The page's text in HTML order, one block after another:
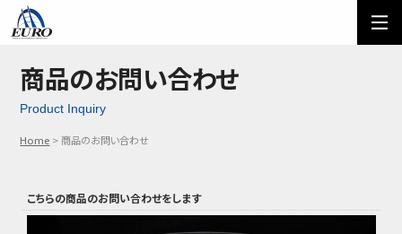
ご利用方法 オーダーフォーム
メール問い合わせ
商品のお問い合わせ
Product Inquiry
Home 商品のお問い合わせ
こちらの商品のお問い合わせをします